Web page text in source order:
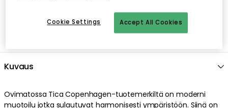
Kuvaus
Ovimatossa Tica Copenhagen-tuotemerkiltä on moderni
muotoilu jotka sulautuvat harmonisesti ympäristöön. Siinä on
Accept All Cookies
Cookie Settings